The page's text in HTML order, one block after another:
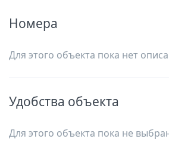
Номера
Для этого объекта пока нет
Удобства объекта
Для этого объекта пока не